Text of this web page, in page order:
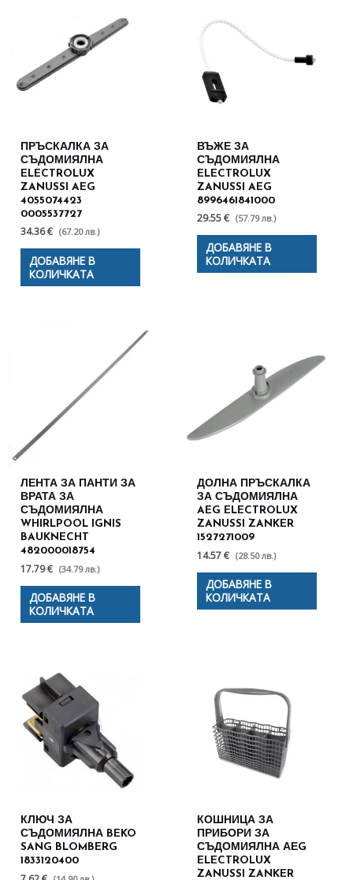
ПРЪСКАЛКА ЗА
СЪДОМИЯЛНА
ELECTROLUX
ZANUSSI AEG
4055074423
0005537727
34.36 € (67.20 лв.)
ДОБАВЯНЕ В
КОЛИЧКАТА
ВЪЖЕ ЗА
СЪДОМИЯЛНА
ELECTROLUX
ZANUSSI AEG
8996461841000
29.55 € (57.79 лв.)
ДОБАВЯНЕ В
КОЛИЧКАТА
ЛЕНТА ЗА ПАНТИ ЗА
ВРАТА ЗА
СЪДОМИЯЛНА
WHIRLPOOL IGNIS
BAUKNECHT
482000018754
17.79 € (34.79 лв.)
ДОБАВЯНЕ В
КОЛИЧКАТА
ДОЛНА ПРЪСКАЛКА
ЗА СЪДОМИЯЛНА
AEG ELECTROLUX
ZANUSSI ZANKER
1527271009
14.57 € (28.50 лв.)
ДОБАВЯНЕ В
КОЛИЧКАТА
КЛЮЧ ЗА
СЪДОМИЯЛНА BEKO
SANG BLOMBERG
1833120400
КОШНИЦА ЗА
ПРИБОРИ ЗА
СЪДОМИЯЛНА АЕG
ELECTROLUX
ZANUSSI ZANKER